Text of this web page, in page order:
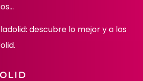
descubre lo mejor y a los